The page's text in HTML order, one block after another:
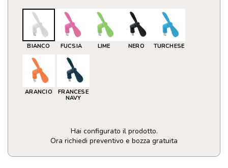
BIANCO FUCSIA LIME NERO TURCHESE
ARANCIO
FRANCESE
NAVY
Hai configurato il prodotto.
Ora richiedi preventivo e bozza gratuita
Ventilatore